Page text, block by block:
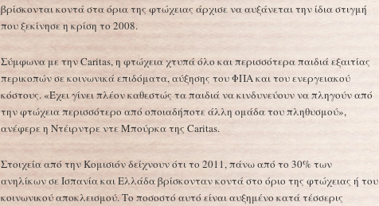
βρίσκονται κοντά στα όρια της φτώχειας άρχισε να αυξάνεται την ίδια στιγμή
που ξεκίνησε η κρίση το 2008.
Σύμφωνα με την Caritas, η φτώχεια χτυπά όλο και περισσότερα παιδιά εξαιτίας
περικοπών σε κοινωνικά επιδόματα, αύξησης του ΦΠΑ και του ενεργειακού
κόστους. «Έχει γίνει πλέον καθεστώς τα παιδιά να κινδυνεύουν να πληγούν από
την φτώχεια περισσότερο από οποιαδήποτε άλλη ομάδα του πληθυσμού»,
ανέφερε η Ντέιρντρε ντε Μπούρκα της Caritas.
Στοιχεία από την Κομισιόν δείχνουν ότι το 2011, πάνω από το 30% των
ανηλίκων σε Ισπανία και Ελλάδα βρίσκονταν κοντά στο όριο της φτώχειας ή του
κοινωνικού αποκλεισμού. Το ποσοστό αυτό είναι αυξημένο κατά τέσσερις